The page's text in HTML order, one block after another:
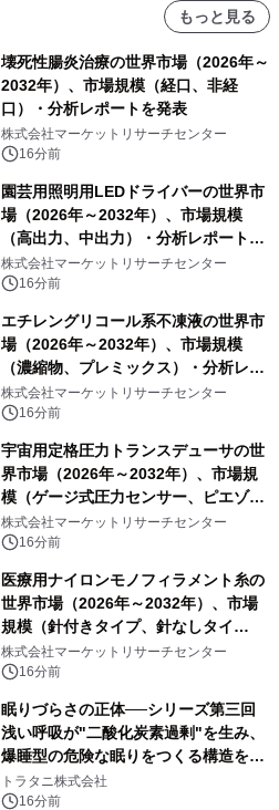
もっと見る
壊死性腸炎治療の世界市場（2026年～
2032年）、市場規模（経口、非経
口）・分析レポートを発表
株式会社マーケットリサーチセンター
16分前
園芸用照明用LEDドライバーの世界市
場（2026年～2032年）、市場規模
（高出力、中出力）・分析レポートを
発表
株式会社マーケットリサーチセンター
16分前
エチレングリコール系不凍液の世界市
場（2026年～2032年）、市場規模
（濃縮物、プレミックス）・分析レポ
ートを発表
株式会社マーケットリサーチセンター
16分前
宇宙用定格圧力トランスデューサの世
界市場（2026年～2032年）、市場規
模（ゲージ式圧力センサー、ピエゾ抵
抗式圧力センサー、航空宇宙用差圧ト
ランスデューサ、その他）・分析レポ
株式会社マーケットリサーチセンター
16分前
医療用ナイロンモノフィラメント糸の
世界市場（2026年～2032年）、市場
規模（針付きタイプ、針なしタイ
プ）・分析レポートを発表
株式会社マーケットリサーチセンター
16分前
眠りづらさの正体──シリーズ第三回
浅い呼吸が"二酸化炭素過剰"を生み、
爆睡型の危険な眠りをつくる構造を解
説
トラタニ株式会社
16分前